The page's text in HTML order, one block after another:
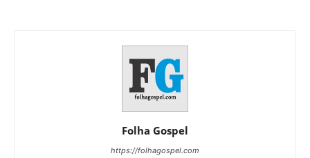
Folha Gospel
https://folhagospel.com